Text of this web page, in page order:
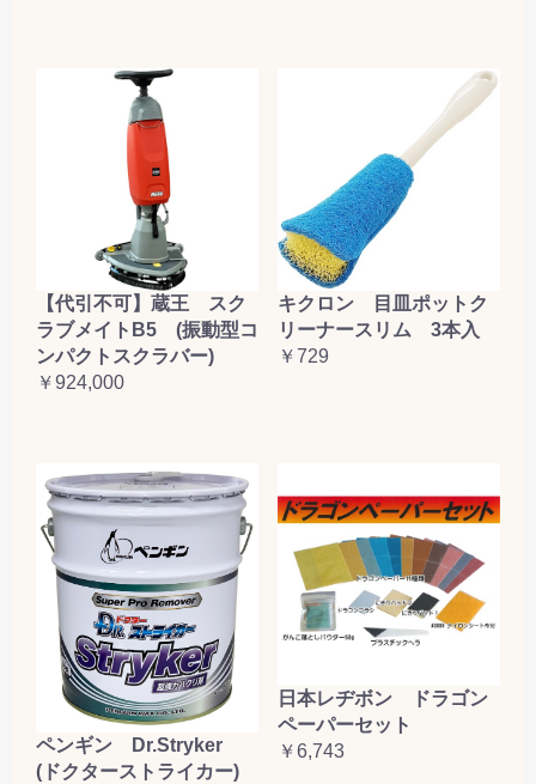
【代引不可】蔵王 スク
ラブメイトB5 (振動型コ
ンパクトスクラバー)
￥924,000
キクロン 目皿ポットク
リーナースリム 3本入
￥729
ペンギン Dr.Stryker
(ドクターストライカー)
日本レヂボン ドラゴン
ペーパーセット
￥6,743